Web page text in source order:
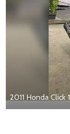
2011 Honda Click